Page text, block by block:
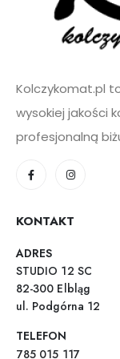
Kolczykomat.pl
wysokiej jakości
profesjonalną
KONTAKT
ADRES
STUDIO 12 SC
82-300 Elbląg
ul. Podgórna 12
TELEFON
785 015 117